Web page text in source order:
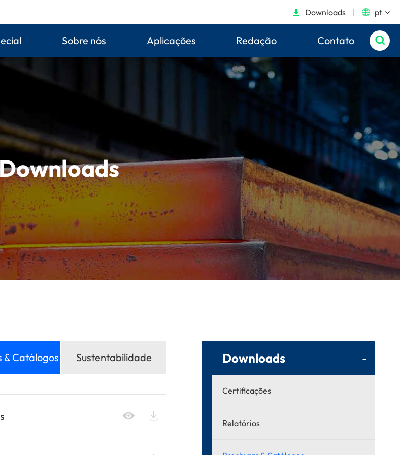
 Downloads  pt
Sobre nós Aplicações Redação Contato 
& Catálogos Sustentabilidade
 
Downloads -
Certificações
Relatórios